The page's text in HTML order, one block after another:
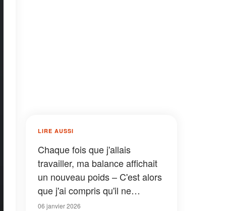
LIRE AUSSI
Chaque fois que j'allais
travailler, ma balance affichait
un nouveau poids – C'est alors
que j'ai compris qu'il ne
s'agissait pas d'un bug
06 janvier 2026